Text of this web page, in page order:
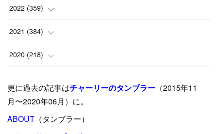
(6)
(9 )
( 5 )
( 15
(24)
(10)
(18)
(17)
)
(12)
(25)
(17)
(35)
(33 )
(26)
2022 (359)
(42)
(37)
(31)
(31)
2021 (384)
(9)
(39)
( 23)
2020 (218)
(24)
( 42)
更に過去の記事はチャーリーのタンブラー （2015年11
月〜2020年06月）に。
ABOUT （タンブラー）